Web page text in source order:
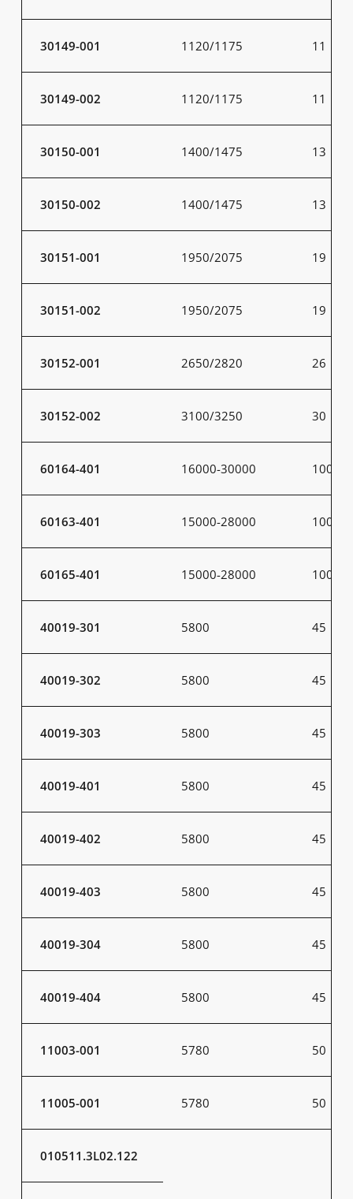
30149-001 1120/1175 11
30149-002 1120/1175 11
30150-001 1400/1475 13
30150-002 1400/1475 13
30151-001 1950/2075 19
30151-002 1950/2075 19
30152-001 2650/2820 26
30152-002 3100/3250 30
60164-401 16000-30000 100-
60163-401 15000-28000 100-
60165-401 15000-28000 100-
40019-301 5800 45
40019-302 5800 45
40019-303 5800 45
40019-401 5800 45
40019-402 5800 45
40019-403 5800 45
40019-304 5800 45
40019-404 5800 45
11003-001 5780 50
11005-001 5780 50
010511.3L02.122